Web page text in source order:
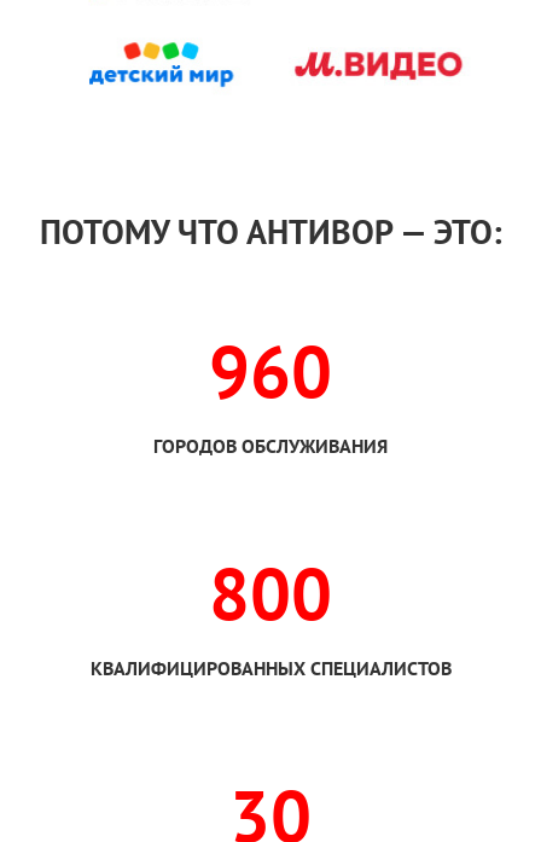
ПОТОМУ ЧТО АНТИВОР — ЭТО:
960
ГОРОДОВ ОБСЛУЖИВАНИЯ
800
КВАЛИФИЦИРОВАННЫХ СПЕЦИАЛИСТОВ
30